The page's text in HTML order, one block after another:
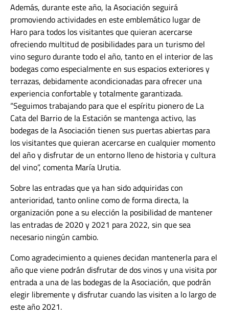
Además, durante este año, la Asociación seguirá
promoviendo actividades en este emblemático lugar de
Haro para todos los visitantes que quieran acercarse
ofreciendo multitud de posibilidades para un turismo del
vino seguro durante todo el año, tanto en el interior de las
bodegas como especialmente en sus espacios exteriores y
terrazas, debidamente acondicionadas para ofrecer una
experiencia confortable y totalmente garantizada.
“Seguimos trabajando para que el espíritu pionero de La
Cata del Barrio de la Estación se mantenga activo, las
bodegas de la Asociación tienen sus puertas abiertas para
los visitantes que quieran acercarse en cualquier momento
del año y disfrutar de un entorno lleno de historia y cultura
del vino”, comenta María Urutia.
Sobre las entradas que ya han sido adquiridas con
anterioridad, tanto online como de forma directa, la
organización pone a su elección la posibilidad de mantener
las entradas de 2020 y 2021 para 2022, sin que sea
necesario ningún cambio.
Como agradecimiento a quienes decidan mantenerla para el
año que viene podrán disfrutar de dos vinos y una visita por
entrada a una de las bodegas de la Asociación, que podrán
elegir libremente y disfrutar cuando las visiten a lo largo de
este año 2021.